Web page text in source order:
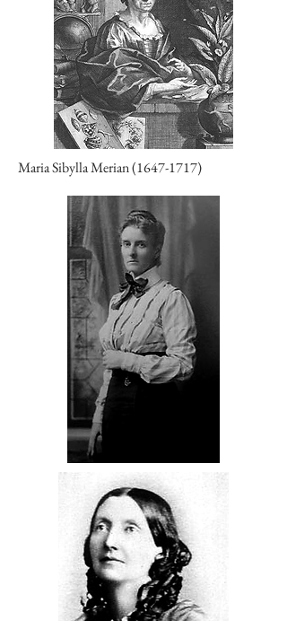
Maria Sibylla Merian(1647-1717)